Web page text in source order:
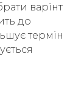
варінт
до
термін